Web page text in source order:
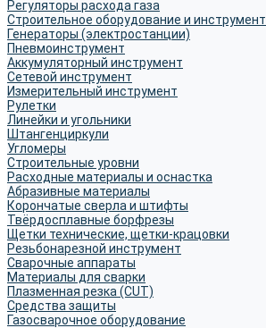
Регуляторы расхода газа
Строительное оборудование и инструмент
Генераторы (электростанции)
Пневмоинструмент
Аккумуляторный инструмент
Сетевой инструмент
Измерительный инструмент
Рулетки
Линейки и угольники
Штангенциркули
Угломеры
Строительные уровни
Расходные материалы и оснастка
Абразивные материалы
Корончатые сверла и штифты
Твёрдосплавные борфрезы
Щетки технические, щетки-крацовки
Резьбонарезной инструмент
Сварочные аппараты
Материалы для сварки
Плазменная резка (CUT)
Средства защиты
Газосварочное оборудование